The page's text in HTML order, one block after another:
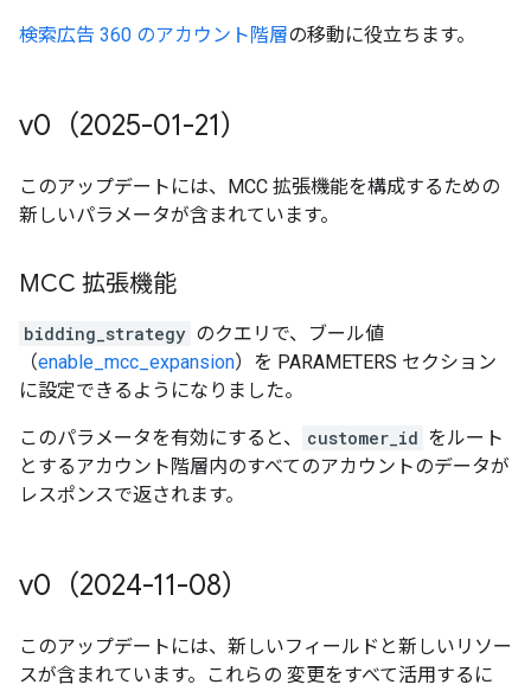
検索広告 360 のアカウント階層の移動に役立ちます。
v0（2025-01-21）
このアップデートには、MCC 拡張機能を構成するための
新しいパラメータが含まれています。
MCC 拡張機能
bidding_strategy のクエリで、ブール値
（enable_mcc_expansion）を PARAMETERS セクション
に設定できるようになりました。
このパラメータを有効にすると、 customer_id をルート
とするアカウント階層内のすべてのアカウントのデータが
レスポンスで返されます。
v0（2024-11-08）
このアップデートには、新しいフィールドと新しいリソー
スが含まれています。これらの 変更をすべて活用するに